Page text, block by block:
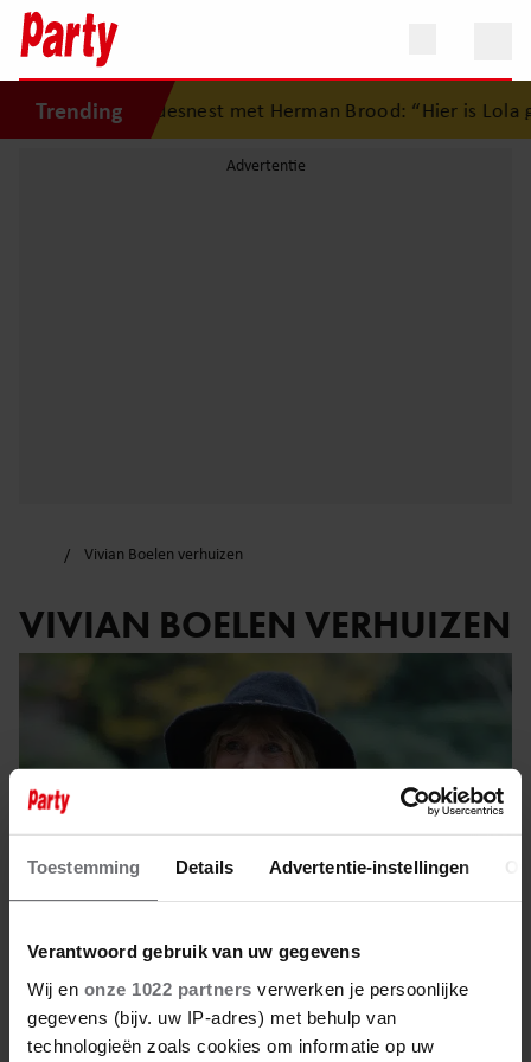
Toestemming Details Advertentie-instellingen
Verantwoord gebruik van uw gegevens
Wij en onze 1022 partners verwerken je persoonlijke
gegevens (bijv. uw IP-adres) met behulp van
technologieën zoals cookies om informatie op uw
Trending
op eerste liefdesnest met Herman Brood: “Hier is Lola
Vivian Boelen verhuizen
VIVIAN BOELEN VERHUIZEN
21 februari 2025